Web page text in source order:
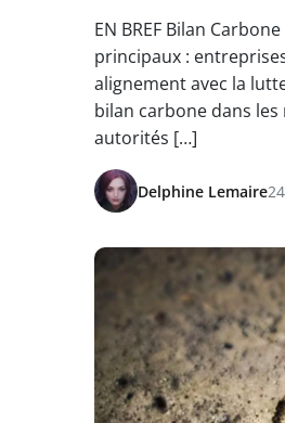
EN BREF Bilan
principaux :
alignement avec la
bilan carbone dans
autorités […]
Delphine Lemaire